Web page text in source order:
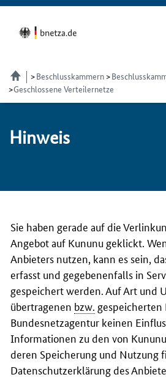
Beschlusskammern
Geschlossene Verteilernetze
Hin­weis
Sie haben gerade auf die
Angebot auf Kununu geklickt.
Anbieters nutzen, kann es sein,
erfasst und gegebenenfalls in
gespeichert werden. Auf Art und
übertragenen bzw. gespeicherten
Bundesnetzagentur keinen
Informationen zu den von
deren Speicherung und Nutzung
Datenschutzerklärung des